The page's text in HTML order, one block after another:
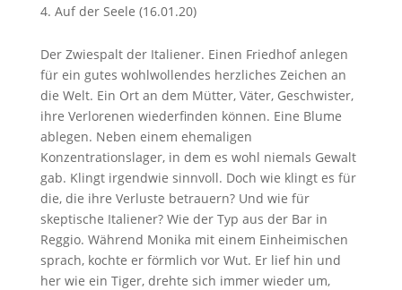
Auf der Seele (16.01.20)
Der Zwiespalt der Italiener. Einen Friedhof anlegen
für ein gutes wohlwollendes herzliches Zeichen an
die Welt. Ein Ort an dem Mütter, Väter, Geschwister,
ihre Verlorenen wiederfinden können. Eine Blume
ablegen. Neben einem ehemaligen
Konzentrationslager, in dem es wohl niemals Gewalt
gab. Klingt irgendwie sinnvoll. Doch wie klingt es für
die, die ihre Verluste betrauern? Und wie für
skeptische Italiener? Wie der Typ aus der Bar in
Reggio. Während Monika mit einem Einheimischen
sprach, kochte er förmlich vor Wut. Er lief hin und
her wie ein Tiger, drehte sich immer wieder um,